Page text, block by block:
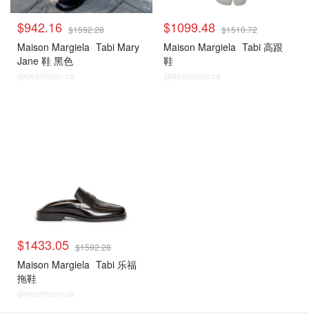
$942.16 $1592.28
Maison Margiela Tabi Mary
Jane 鞋 黑色
@dealmoon.ca
$1099.48 $1510.72
Maison Margiela Tabi 高跟
鞋
@dealmoon.ca
$1433.05 $1592.28
Maison Margiela Tabi 乐福
拖鞋
@dealmoon.ca